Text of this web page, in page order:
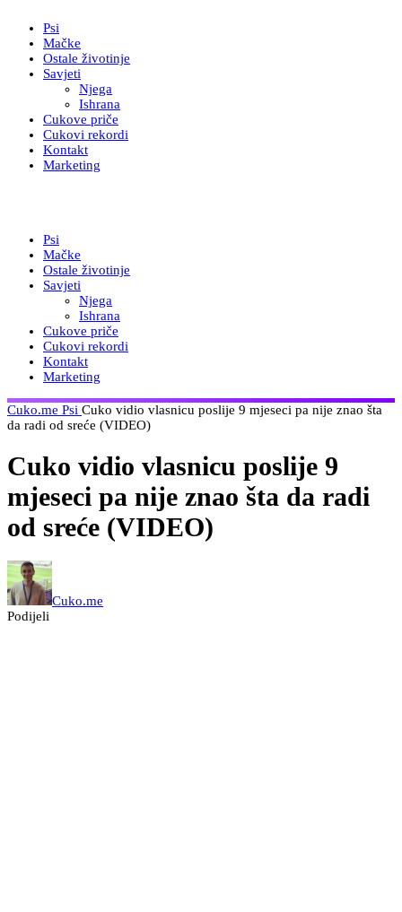
Psi
Mačke
Ostale životinje
Savjeti
Njega
Ishrana
Cukove priče
Cukovi rekordi
Kontakt
Marketing
Psi
Mačke
Ostale životinje
Savjeti
Njega
Ishrana
Cukove priče
Cukovi rekordi
Kontakt
Marketing
Cuko.me Psi Cuko vidio vlasnicu poslije 9 mjeseci pa nije znao šta
da radi od sreće (VIDEO)
Cuko vidio vlasnicu poslije 9
mjeseci pa nije znao šta da radi
od sreće (VIDEO)
Cuko.me
Podijeli